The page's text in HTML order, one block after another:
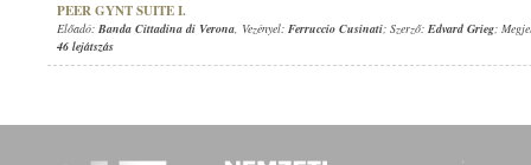
PEER GYNT SUITE I.
Előadó: Banda Cittadina di Verona, Vezényel: Ferruccio Cusinati; Szerző: Edvard Grieg;
46 lejátszás